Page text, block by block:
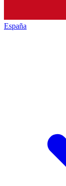
España